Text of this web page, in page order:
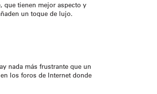
que tienen mejor aspecto y
un toque de lujo.
nada más frustrante que un
los foros de Internet donde